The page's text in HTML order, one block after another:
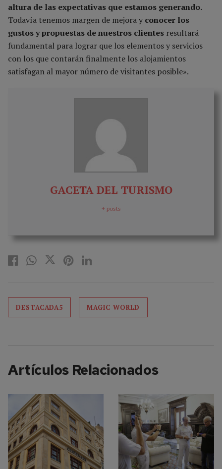
altura de las expectativas que estamos generando.
Todavía tenemos margen de mejora y conocer los
gustos y propuestas de nuestros clientes resultará
fundamental para lograr que los elementos y servicios
con los que contarán finalmente los alojamientos
satisfagan al mayor número de visitantes posible».
GACETA DEL TURISMO
+ posts
DESTACADA5 MAGIC WORLD
Artículos Relacionados